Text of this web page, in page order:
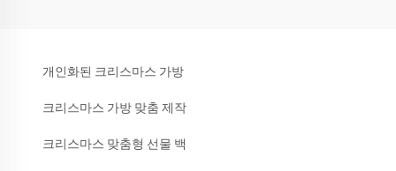
개인화된 크리스마스 가방
크리스마스 가방 맞춤 제작
크리스마스 맞춤형 선물 백